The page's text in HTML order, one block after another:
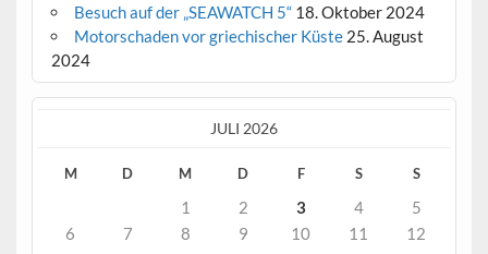
Besuch auf der „SEAWATCH 5“ 18. Oktober 2024
Motorschaden vor griechischer Küste 25. August
2024
JULI 2026
M D M D F S S
1 2 3 4
5
6
7 8 9 10 11
12